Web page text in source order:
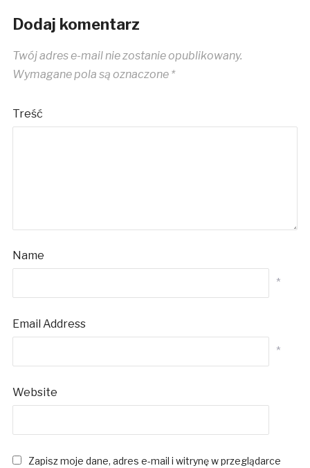
Dodaj komentarz
Twój adres e-mail nie zostanie opublikowany.
Wymagane pola są oznaczone *
Treść
Name
*
Email Address
*
Website
Zapisz moje dane, adres e-mail i witrynę w przeglądarce